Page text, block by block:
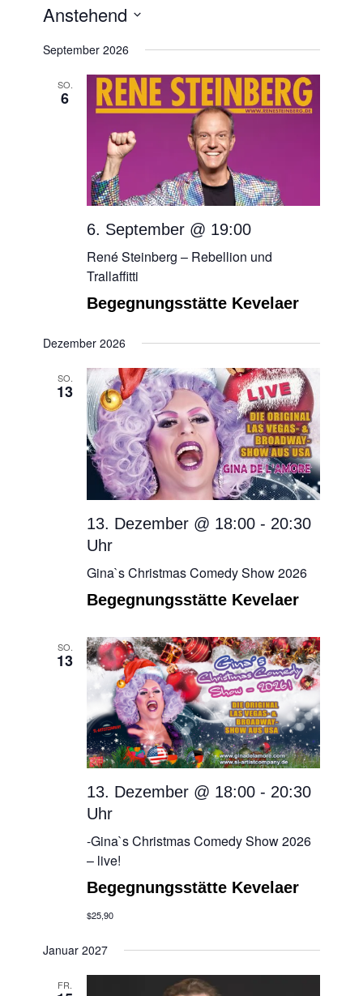
Anstehend
September 2026
SO.
6
6. September @ 19:00
René Steinberg – Rebellion und
Trallaffitti
Begegnungsstätte Kevelaer
Dezember 2026
SO.
13
13. Dezember @ 18:00 - 20:30
Gina`s Christmas Comedy Show 2026
Begegnungsstätte Kevelaer
SO.
13
13. Dezember @ 18:00 - 20:30
-Gina`s Christmas Comedy Show 2026
– live!
Begegnungsstätte Kevelaer
$25,90
Januar 2027
FR.